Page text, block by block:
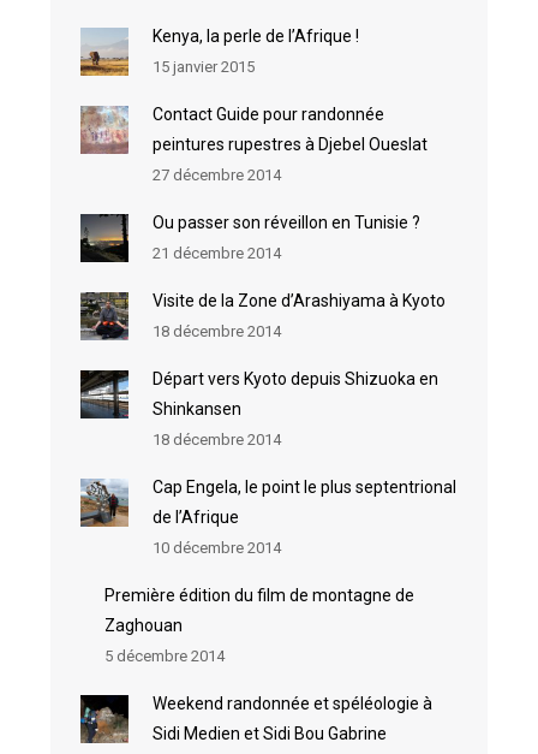
Kenya, la perle de l’Afrique !
15 janvier 2015
Contact Guide pour randonnée
peintures rupestres à Djebel Oueslat
27 décembre 2014
Ou passer son réveillon en Tunisie ?
21 décembre 2014
Visite de la Zone d’Arashiyama à Kyoto
18 décembre 2014
Départ vers Kyoto depuis Shizuoka en
Shinkansen
18 décembre 2014
Cap Engela, le point le plus septentrional
de l’Afrique
10 décembre 2014
Première édition du film de montagne de
Zaghouan
5 décembre 2014
Weekend randonnée et spéléologie à
Sidi Medien et Sidi Bou Gabrine